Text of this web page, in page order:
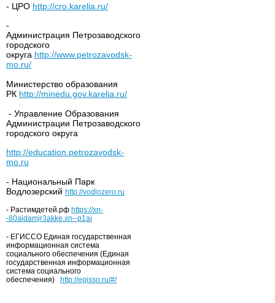
- ЦРО http://cro.karelia.ru/
-
Администрация Петрозаводского
городского
округа http://www.petrozavodsk-
mo.ru/
Министерство образования
РК http://minedu.gov.karelia.ru/
- Управление Образования
Администрации Петрозаводского
городского округа
http://education.petrozavodsk-
mo.ru
- Национальный Парк
Водлозерский http://vodlozero.ru
- Растимдетей.рф https://xn-
-80aidamjr3akke.xn--p1ai
- ЕГИССО Единая государственная
информационная система
социального обеспечения (Единая
государственная информационная
система социального
обеспечения)
http://egisso.ru/#/